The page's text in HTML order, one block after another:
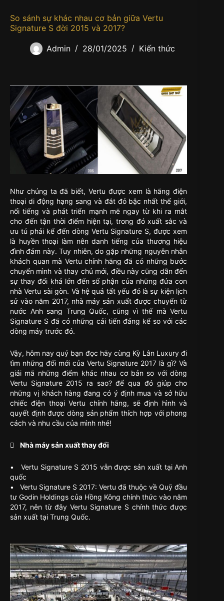
So sánh sự khác nhau cơ bản giữa Vertu
Signature S đời 2015 và 2017?
Admin 28/01/2025 Kiến thức
Như chúng ta đã biết, Vertu được xem là hãng điện
thoại di động hạng sang và đắt đỏ bậc nhất thế giới,
nổi tiếng và phát triển mạnh mẽ ngay từ khi ra mắt
cho đến tận thời điểm hiện tại, trong đó xuất sắc và
ưu tú phải kể đến dòng Vertu Signature S, được xem
là huyền thoại làm nên danh tiếng của thương hiệu
đình đám này. Tuy nhiên, do gặp những nguyên nhân
khách quan mà Vertu chính hãng đã có những bước
chuyển mình và thay chủ mới, điều này cũng dẫn đến
sự thay đổi khá lớn đến số phận của những đứa con
nhà Vertu sài gòn. Và hệ quả tất yếu đó là sự kiện lịch
sử vào năm 2017, nhà máy sản xuất được chuyển từ
nước Anh sang Trung Quốc, cũng vì thế mà Vertu
Signature S đã có những cải tiến đáng kể so với các
dòng máy trước đó.
Vậy, hôm nay quý bạn đọc hãy cùng Kỳ Lân Luxury đi
tìm những đổi mới của Vertu Signature 2017 là gì? Và
giải mã những điểm khác nhau cơ bản so với dòng
Vertu Signature 2015 ra sao? để qua đó giúp cho
những vị khách hàng đang có ý định mua và sở hữu
chiếc điện thoại Vertu chính hãng, sẽ định hình và
quyết định được dòng sản phẩm thích hợp với phong
cách và nhu cầu của mình nhé!
 Nhà máy sản xuất thay đổi
• Vertu Signature S 2015 vẫn được sản xuất tại Anh
quốc
• Vertu Signature S 2017: Vertu đã thuộc về Quỹ đầu
tư Godin Holdings của Hồng Kông chính thức vào năm
2017, nên từ đây Vertu Signature S chính thức được
sản xuất tại Trung Quốc.